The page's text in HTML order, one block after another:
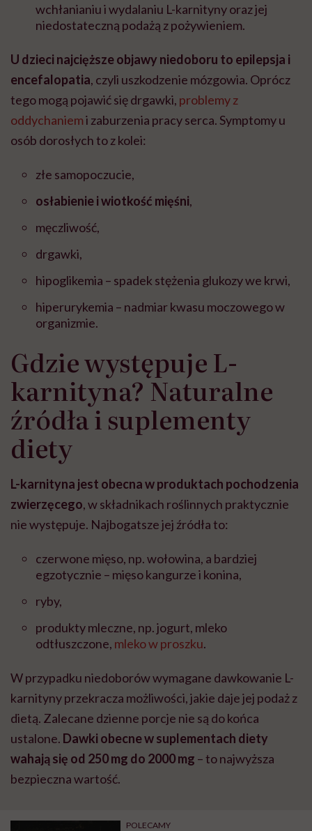
wchłanianiu i wydalaniu L-karnityny oraz jej
niedostateczną podażą z pożywieniem.
U dzieci najcięższe objawy niedoboru to epilepsja i
encefalopatia, czyli uszkodzenie mózgowia. Oprócz
tego mogą pojawić się drgawki, problemy z
oddychaniemi zaburzenia pracy serca. Symptomy u
osób dorosłych to z kolei:
złe samopoczucie,
osłabienie i wiotkość mięśni,
męczliwość,
drgawki,
hipoglikemia – spadek stężenia glukozy we krwi,
hiperurykemia – nadmiar kwasu moczowego w
organizmie.
Gdzie występuje L-
karnityna? Naturalne
źródła i suplementy
diety
L-karnityna jest obecna w produktach pochodzenia
zwierzęcego,w składnikach roślinnych praktycznie
nie występuje. Najbogatsze jej źródła to:
czerwone mięso, np. wołowina, a bardziej
egzotycznie – mięso kangurze i konina,
ryby,
produkty mleczne, np. jogurt, mleko
odtłuszczone, mleko w proszku.
W przypadku niedoborów wymagane dawkowanie L-
karnityny przekracza możliwości, jakie daje jej podaż z
dietą. Zalecane dzienne porcje nie są do końca
ustalone. Dawki obecne w suplementach diety
wahają się od 250 mg do 2000 mg – to najwyższa
bezpieczna wartość.
POLECAMY